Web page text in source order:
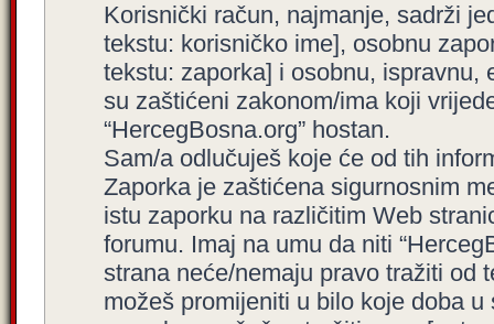
Korisnički račun, najmanje, sadrži
tekstu: korisničko ime], osobnu
tekstu: zaporka] i osobnu, ispravnu,
su zaštićeni zakonom/ima koji
“HercegBosna.org” hostan.
Sam/a odlučuješ koje će od tih
Zaporka je zaštićena sigurnosnim
istu zaporku na različitim Web
forumu. Imaj na umu da niti
strana neće/nemaju pravo tražiti od
možeš promijeniti u bilo koje doba